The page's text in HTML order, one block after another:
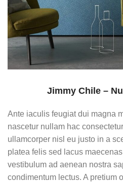
Jimmy Chile –
Ante iaculis feugiat dui magna
nascetur nullam hac
ullamcorper nisl eu justo in a
platea felis sed lacus
vestibulum ad aenean nostra
condimentum lectus. A pretium